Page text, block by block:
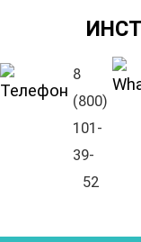
8
(800)
101-
39-
52